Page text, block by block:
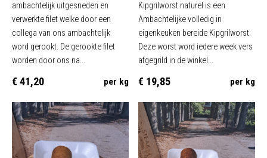
ambachtelijk uitgesneden en
verwerkte filet welke door een
collega van ons ambachtelijk
word gerookt. De gerookte filet
worden door ons na...
€ 41,20 per kg
Kipgrilworst naturel is een
Ambachtelijke volledig in
eigenkeuken bereide Kipgrilworst.
Deze worst word iedere week vers
afgegrild in de winkel...
€ 19,85 per kg